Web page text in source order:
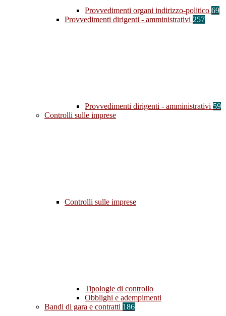
Provvedimenti organi indirizzo-politico 69
Provvedimenti dirigenti - amministrativi 257
Provvedimenti dirigenti - amministrativi 59
Controlli sulle imprese
Controlli sulle imprese
Tipologie di controllo
Obblighi e adempimenti
Bandi di gara e contratti 186